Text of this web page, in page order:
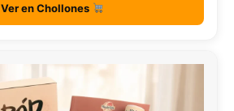
Ver en Chollones